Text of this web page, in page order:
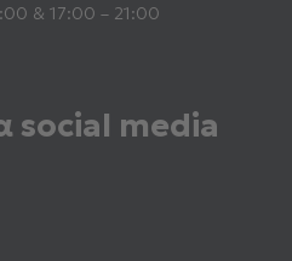
& 17:00 – 21:00
social media